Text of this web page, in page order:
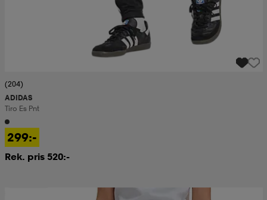
(204)
ADIDAS
Tiro Es Pnt
299:-
Rek. pris 520:-